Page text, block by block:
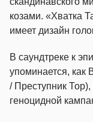
козами. «Хватка
имеет дизайн
В саундтреке к
упоминается, как
/ Преступник
геноцидной